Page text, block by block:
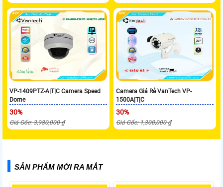
VP-1409PTZ-A|T|C Camera Speed
Dome
30%
Giá Gốc: 3,980,000 ₫
Camera Giá Rẻ VanTech VP-
1500A|T|C
30%
Giá Gốc: 1,300,000 ₫
SẢN PHẨM MỚI RA MẮT